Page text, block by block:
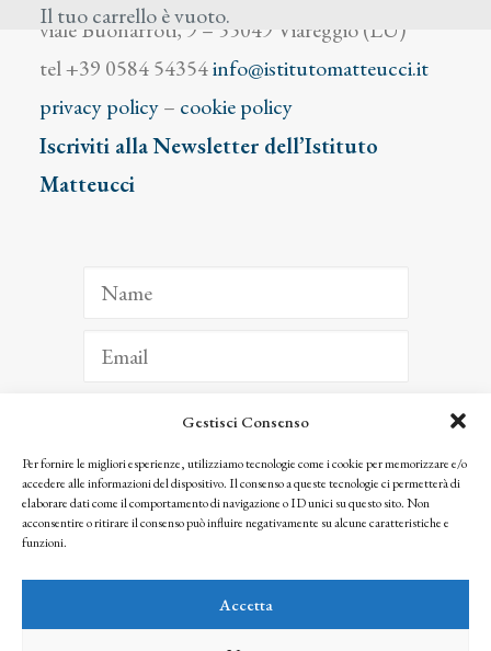
Gestisci Consenso
Per fornire le migliori esperienze, utilizziamo tecnologie come i cookie per memorizzare e/o
accedere alle informazioni del dispositivo. Il consenso a queste tecnologie ci permetterà di
elaborare dati come il comportamento di navigazione o ID unici su questo sito. Non
acconsentire o ritirare il consenso può influire negativamente su alcune caratteristiche e
funzioni.
Accetta
Il tuo carrello è vuoto.
viale Buonarroti, 9 – 55049 Viareggio (LU)
tel +39 0584 54354info@istitutomatteucci.it
privacy policy– cookie policy
Iscriviti alla Newsletter dell’Istituto
Matteucci
ISCRIVITI
Facendo clic per iscriverti, riconosci che le tue informazioni saranno trattate
seguendo la nostra Privacy Policy
© 2025 Istituto Matteucci. All right reserved
l’autorizzazione scritta dei proprietari dei diritti e dell’Istituto Matteucci